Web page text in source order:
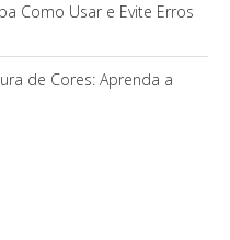
Como Usar e Evite Erros
de Cores: Aprenda a